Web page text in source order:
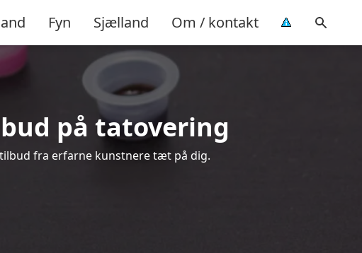
Fyn Sjælland Om / kontakt
på tatovering
fra erfarne kunstnere tæt på dig.